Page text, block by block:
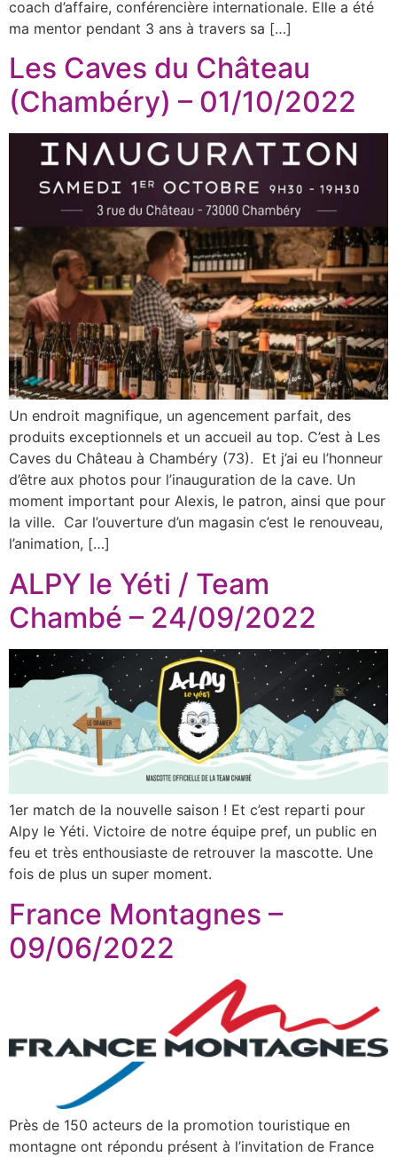
coach d’affaire, conférencière internationale. Elle a été
ma mentor pendant 3 ans à travers sa […]
Les Caves du Château
(Chambéry) – 01/10/2022
Un endroit magnifique, un agencement parfait, des
produits exceptionnels et un accueil au top. C’est à Les
Caves du Château à Chambéry (73). Et j’ai eu l’honneur
d’être aux photos pour l’inauguration de la cave. Un
moment important pour Alexis, le patron, ainsi que pour
la ville. Car l’ouverture d’un magasin c’est le renouveau,
l’animation, […]
ALPY le Yéti / Team
Chambé – 24/09/2022
1er match de la nouvelle saison ! Et c’est reparti pour
Alpy le Yéti. Victoire de notre équipe pref, un public en
feu et très enthousiaste de retrouver la mascotte. Une
fois de plus un super moment.
France Montagnes –
09/06/2022
Près de 150 acteurs de la promotion touristique en
montagne ont répondu présent à l’invitation de France